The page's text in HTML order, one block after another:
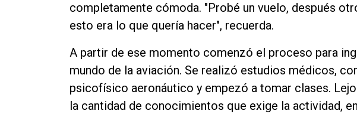
completamente cómoda. "Probé un vuelo, después
esto era lo que quería hacer", recuerda.
A partir de ese momento comenzó el proceso para
mundo de la aviación. Se realizó estudios médicos,
psicofísico aeronáutico y empezó a tomar clases.
la cantidad de conocimientos que exige la actividad,